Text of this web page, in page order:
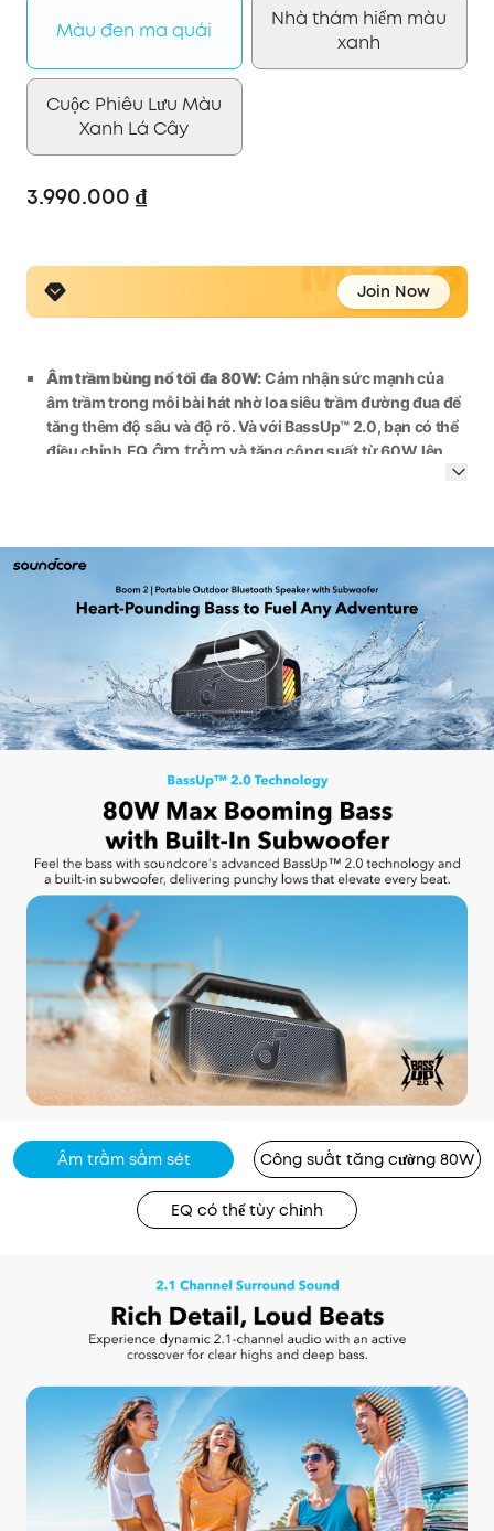
Màu đen ma quái
Nhà thám hiểm màu
xanh
Cuộc Phiêu Lưu Màu
Xanh Lá Cây
3.990.000 ₫
Join Now
Âm trầm bùng nổ tối đa 80W: Cảm nhận sức mạnh của
âm trầm trong mỗi bài hát nhờ loa siêu trầm đường đua để
tăng thêm độ sâu và độ rõ. Và với BassUp™️ 2.0, bạn có thể
điều chỉnh EQâm trầm và tăng công suất từ 60W lên
trầm sâu, được cân bằng bởicông nghệphân tần
thông minh
Nghe cả ngày ở mọi nơi: Loa ngoài trời Boom 2 giữ cho
nhịp đập phát trong 2-4 giờ chỉ với một lần sạc và với bộ
sạc dự phòng tích hợp, bạn có thể duy trì nguồn điện thoại
của mình mọi lúc mọi nơi.
Chống nước và nổi IPX7: Loa ngoài trời Boom 2 được thiết
kế để đáp ứng mọi chuyến phiêu lưu, vì vậy bạn có thể yên
tâm nghe nhạc ở bãi biển, bên hồ bơi hoặc dưới mưa.
Âm thanh của bạn, theo cách của bạn: Loa ngoài trời
sử dụng tùy chỉnh chuyên nghiệp EQ để tìm ra âm
thanh hoàn hảo cho bất kỳ bài hát hoặc cảm xúc nào. Và
với
PartyCast
2.0, bạn có thể kết nối tới hơn 100 loa để
đưa bữa tiệc lên một tầm cao mới.
Âm trầm sấm sét Công suất tăng cường 80W
EQ có thể tùy chỉnh